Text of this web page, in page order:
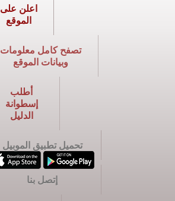
اعلن على
الموقع
تصفح كامل معلومات
وبيانات الموقع
أطلب
إسطوانة
الدليل
تحميل تطبيق الموبيل
إتصل بنا